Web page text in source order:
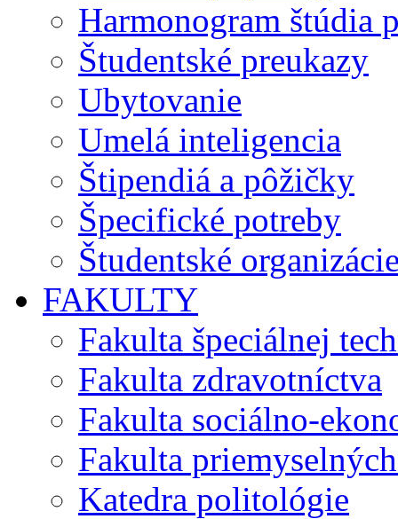
Harmonogram štúdia
Študentské preukazy
Ubytovanie
Umelá inteligencia
Štipendiá a pôžičky
Špecifické potreby
Študentské
FAKULTY
Fakulta špeciálnej
Fakulta zdravotníctva
Fakulta sociálno-
Fakulta
Katedra politológie